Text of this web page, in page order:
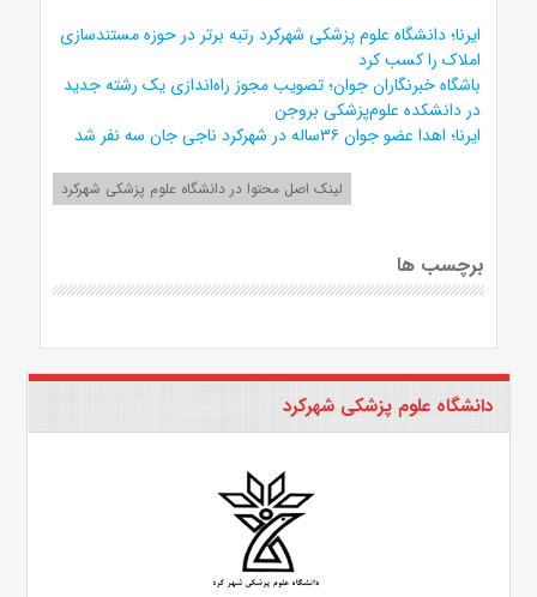
ایرنا؛دانشگاه علوم پزشکی شهرکرد رتبه برتر در حوزه مستندسازی
املاک را کسب کرد
باشگاه خبرنگاران جوان؛تصویب مجوز راه‌اندازی یک رشته جدید
در دانشکده علوم‌پزشکی بروجن
ایرنا؛ اهدا عضو جوان ۳۶ساله در شهرکرد ناجی جان سه نفر شد
لینک اصل محتوا در دانشگاه علوم پزشکی شهرکرد
برچسب ها
دانشگاه علوم پزشکی شهرکرد